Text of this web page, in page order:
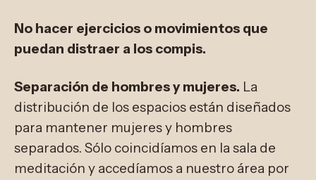
No hacer ejercicios o movimientos que
puedan distraer a los compis.
Separación de hombres y mujeres. La
distribución de los espacios están diseñados
para mantener mujeres y hombres
separados. Sólo coincidíamos en la sala de
meditación y accedíamos a nuestro área por